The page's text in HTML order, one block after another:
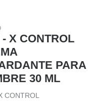
- X CONTROL
PARA
30 ML
CONTROL